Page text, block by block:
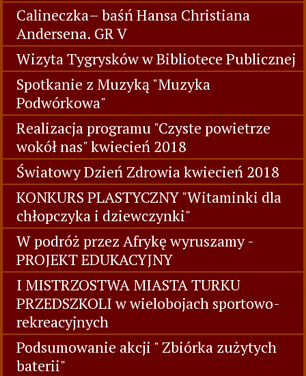
Calineczka– baśń Hansa Christiana
Andersena. GR V
Wizyta Tygrysków w Bibliotece Publicznej
Spotkanie z Muzyką "Muzyka
Podwórkowa"
Realizacja programu "Czyste powietrze
wokół nas" kwiecień 2018
Światowy Dzień Zdrowia kwiecień 2018
KONKURS PLASTYCZNY "Witaminki dla
chłopczyka i dziewczynki"
W podróż przez Afrykę wyruszamy -
PROJEKT EDUKACYJNY
I MISTRZOSTWA MIASTA TURKU
PRZEDSZKOLI w wielobojach sportowo-
rekreacyjnych
Podsumowanie akcji " Zbiórka zużytych
baterii"